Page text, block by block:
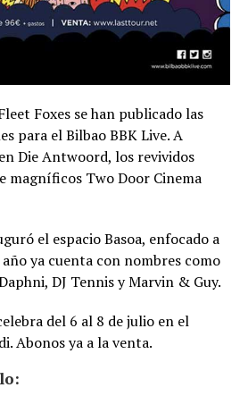
Foxes se han publicado las
para el Bilbao BBK Live. A
Die Antwoord, los revividos
magníficos Two Door Cinema
el espacio Basoa, enfocado a
ya cuenta con nombres como
DJ Tennis y Marvin & Guy.
del 6 al 8 de julio en el
Abonos ya a la venta.